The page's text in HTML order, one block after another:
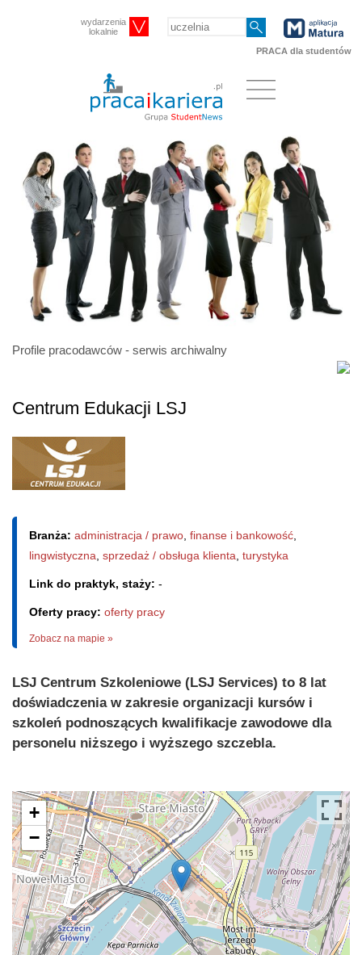
wydarzenia
lokalnie
PRACA dla studentów
Profile pracodawców - serwis archiwalny
Centrum Edukacji LSJ
Branża: administracja / prawo, finanse i bankowość,
lingwistyczna, sprzedaż / obsługa klienta, turystyka
Link do praktyk, staży: -
Oferty pracy: oferty pracy
Zobacz na mapie »
LSJ Centrum Szkoleniowe (LSJ Services) to 8 lat
doświadczenia w zakresie organizacji kursów i
szkoleń podnoszących kwalifikacje zawodowe dla
personelu niższego i wyższego szczebla.
+
−